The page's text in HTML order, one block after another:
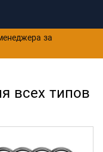
за
всех типов